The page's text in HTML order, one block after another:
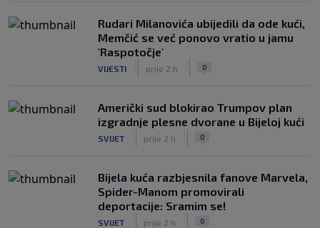
Rudari Milanovića ubijedili da ode kući,
Memčić se već ponovo vratio u jamu
'Raspotočje'
VIJESTI prije 2 h 0
Američki sud blokirao Trumpov plan
izgradnje plesne dvorane u Bijeloj kući
SVIJET prije 2 h 0
Bijela kuća razbjesnila fanove Marvela,
Spider-Manom promovirali
deportacije: Sramim se!
SVIJET prije 2 h 0